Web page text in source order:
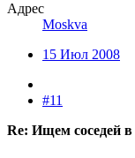
Адрес
Moskva
15 Июл 2008
#11
Re: Ищем соседей